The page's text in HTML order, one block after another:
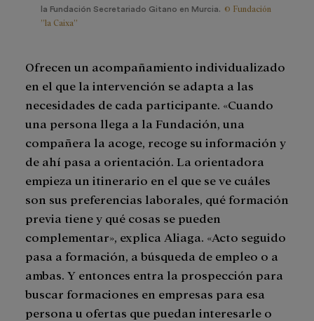
la Fundación Secretariado Gitano en Murcia. © Fundación
”la Caixa”
Ofrecen un acompañamiento individualizado
en el que la intervención se adapta a las
necesidades de cada participante. «Cuando
una persona llega a la Fundación, una
compañera la acoge, recoge su información y
de ahí pasa a orientación. La orientadora
empieza un itinerario en el que se ve cuáles
son sus preferencias laborales, qué formación
previa tiene y qué cosas se pueden
complementar», explica Aliaga. «Acto seguido
pasa a formación, a búsqueda de empleo o a
ambas. Y entonces entra la prospección para
buscar formaciones en empresas para esa
persona u ofertas que puedan interesarle o